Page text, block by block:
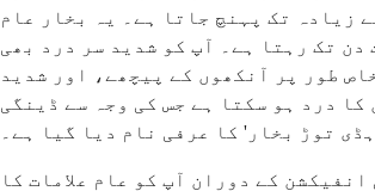
زیادہ تک پہنچ جاتا ہے۔ یہ بخار عام
دن تک رہتا ہے۔ آپ کو شدید سر درد بھی
طور پر آنکھوں کے پیچھے، اور شدید
کا درد ہو سکتا ہے جس کی وجہ سے ڈینگی
توڑ بخار' کا عرفی نام دیا گیا ہے۔
انفیکشن کے دوران آپ کو عام علامات کا